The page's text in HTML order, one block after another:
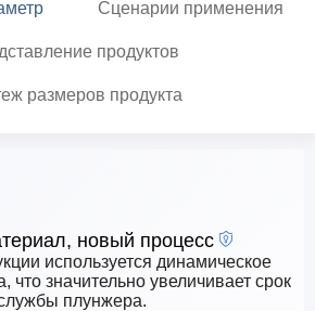
Сценарии применения
продуктов
размеров продукта
новый процесс
используется динамическое
что значительно увеличивает срок
плунжера.